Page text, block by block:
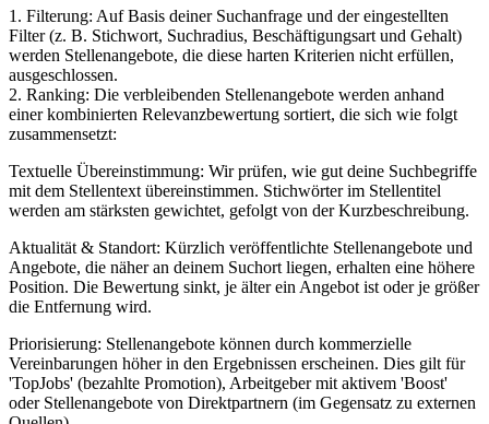
1. Filterung: Auf Basis deiner Suchanfrage und der eingestellten
Filter (z. B. Stichwort, Suchradius, Beschäftigungsart und Gehalt)
werden Stellenangebote, die diese harten Kriterien nicht erfüllen,
ausgeschlossen.
2. Ranking: Die verbleibenden Stellenangebote werden anhand
einer kombinierten Relevanzbewertung sortiert, die sich wie folgt
zusammensetzt:
Textuelle Übereinstimmung: Wir prüfen, wie gut deine Suchbegriffe
mit dem Stellentext übereinstimmen. Stichwörter im Stellentitel
werden am stärksten gewichtet, gefolgt von der Kurzbeschreibung.
Aktualität & Standort: Kürzlich veröffentlichte Stellenangebote und
Angebote, die näher an deinem Suchort liegen, erhalten eine höhere
Position. Die Bewertung sinkt, je älter ein Angebot ist oder je größer
die Entfernung wird.
Priorisierung: Stellenangebote können durch kommerzielle
Vereinbarungen höher in den Ergebnissen erscheinen. Dies gilt für
'TopJobs' (bezahlte Promotion), Arbeitgeber mit aktivem 'Boost'
oder Stellenangebote von Direktpartnern (im Gegensatz zu externen